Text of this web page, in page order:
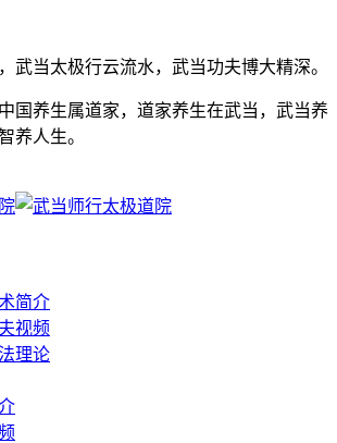
武当太极行云流水，武当功夫博大精深。
国养生属道家，道家养生在武当，武当养
养人生。
简介
视频
理论